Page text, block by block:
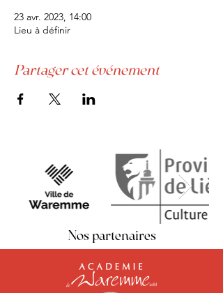
23 avr. 2023, 14:00
Lieu à définir
Partager cet événement
Nos partenaires